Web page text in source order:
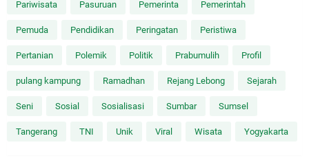
Pariwisata Pasuruan Pemerinta Pemerintah
Pemuda Pendidikan Peringatan Peristiwa
Pertanian Polemik Politik Prabumulih Profil
pulang kampung Ramadhan Rejang Lebong Sejarah
Seni Sosial Sosialisasi Sumbar Sumsel
Tangerang TNI Unik Viral Wisata Yogyakarta